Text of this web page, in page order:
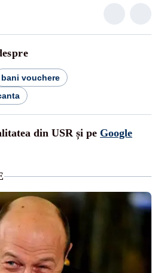
bani vouchere
din USR și pe Google